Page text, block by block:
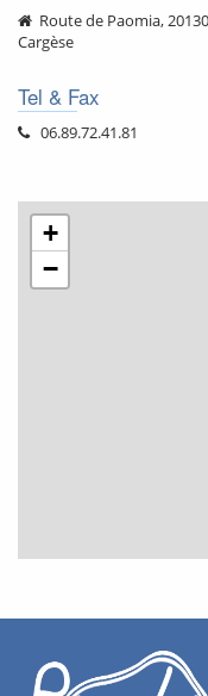
Route de Paomia, 20130
Cargèse
Tel & Fax
06.89.72.41.81
+
−